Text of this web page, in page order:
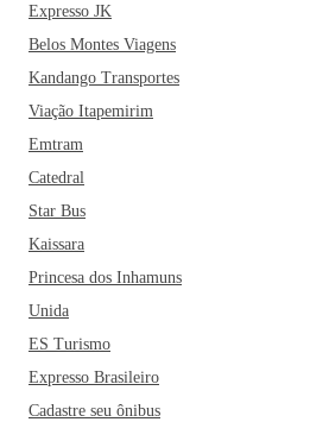
Expresso JK
Belos Montes Viagens
Kandango Transportes
Viação Itapemirim
Emtram
Catedral
Star Bus
Kaissara
Princesa dos Inhamuns
Unida
ES Turismo
Expresso Brasileiro
Cadastre seu ônibus